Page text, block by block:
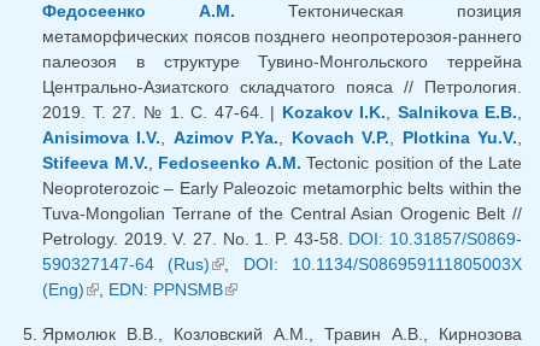
Федосеенко А.М. Тектоническая позиция
метаморфических поясов позднего неопротерозоя-раннего
палеозоя в структуре Тувино-Монгольского террейна
Центрально-Азиатского складчатого пояса // Петрология.
2019. Т. 27. № 1. С. 47-64. | Kozakov I.K. Salnikova E.B.
Anisimova I.V.
Azimov P.Ya. Kovach V.P. Plotkina Yu.V.
Stifeeva M.V.
Fedoseenko A.M. Tectonic position of the Late
Neoproterozoic – Early Paleozoic metamorphic belts within the
Tuva-Mongolian Terrane of the Central Asian Orogenic Belt //
Petrology. 2019. V. 27. No. 1. P. 43-58. DOI: 10.31857/S0869-
590327147-64 (Rus)(внешняя ссылка)
DOI: 10.1134/S086959111805003X
(Eng)(внешняя ссылка)
EDN: PPNSMB(внешняя ссылка)
Ярмолюк В.В., Козловский А.М., Травин А.В., Кирнозова